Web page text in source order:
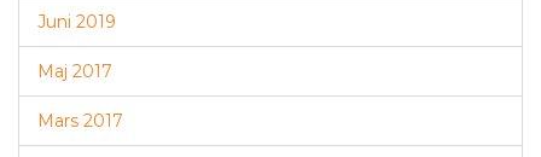
Juni 2019
Maj 2017
Mars 2017